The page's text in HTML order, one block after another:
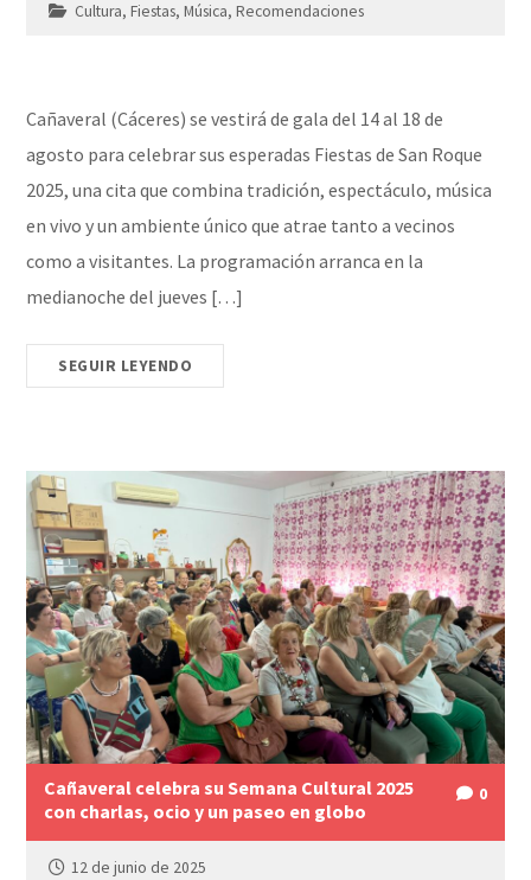
Cultura,Fiestas,Música,Recomendaciones
Cañaveral (Cáceres) se vestirá de gala del 14 al 18 de
agosto para celebrar sus esperadas Fiestas de San Roque
2025, una cita que combina tradición, espectáculo, música
en vivo y un ambiente único que atrae tanto a vecinos
como a visitantes. La programación arranca en la
medianoche del jueves […]
SEGUIR LEYENDO
Cañaveral celebra su Semana Cultural 2025
con charlas, ocio y un paseo en globo
0
12 de junio de 2025